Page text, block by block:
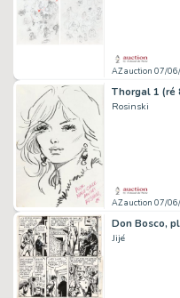
AZ auction 07/
Rosinski
AZ auction 07/
Jijé